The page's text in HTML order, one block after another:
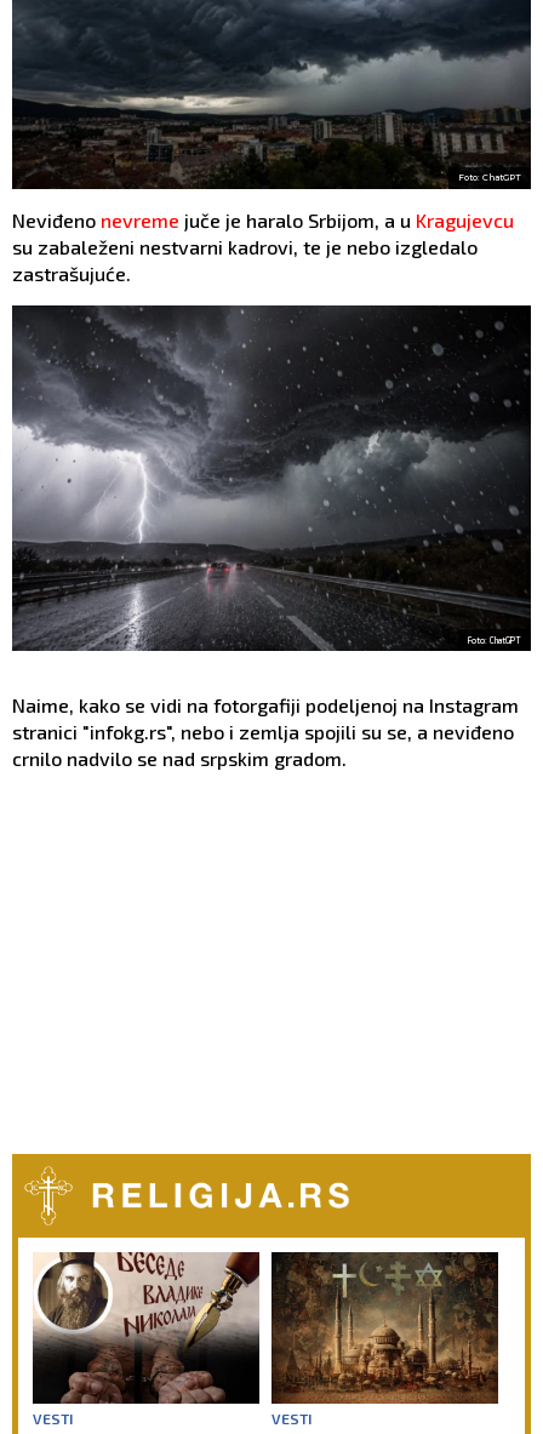
Foto: ChatGPT
Neviđeno nevreme juče je haralo Srbijom, a u Kragujevcu
su zabaleženi nestvarni kadrovi, te je nebo izgledalo
zastrašujuće.
Foto: ChatGPT
Naime, kako se vidi na fotorgafiji podeljenoj na Instagram
stranici "infokg.rs", nebo i zemlja spojili su se, a neviđeno
crnilo nadvilo se nad srpskim gradom.
VESTI VESTI